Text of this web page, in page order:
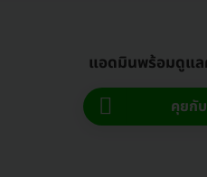
แอดมินพร้อมดูแ
คุยกั